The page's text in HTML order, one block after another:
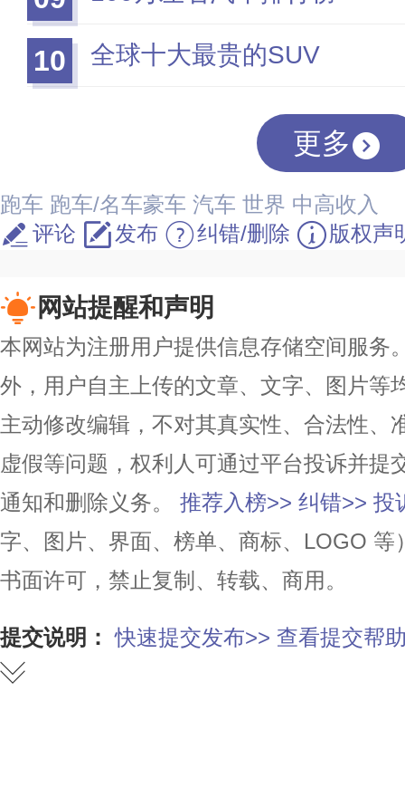
10 全球十大最贵的SUV
更多
跑车 跑车/名车豪车 汽车 世界 中高收入
评论
发布 纠错/删除 版权声
网站提醒和声明
本网站为注册用户提供信息存储空间服务
外，用户自主上传的文章、文字、图片等
主动修改编辑，不对其真实性、合法性、
虚假等问题，权利人可通过平台投诉并提
通知和删除义务。
推荐入榜>> 纠错>> 投
字、图片、界面、榜单、商标、LOGO
书面许可，禁止复制、转载、商用。
提交说明： 快速提交发布>> 查看提交帮